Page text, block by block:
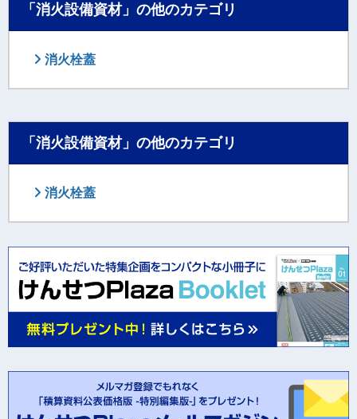
「消火設備資材」の他のカテゴリ
消火栓蓋
「消火設備資材」の他のカテゴリ
消火栓蓋